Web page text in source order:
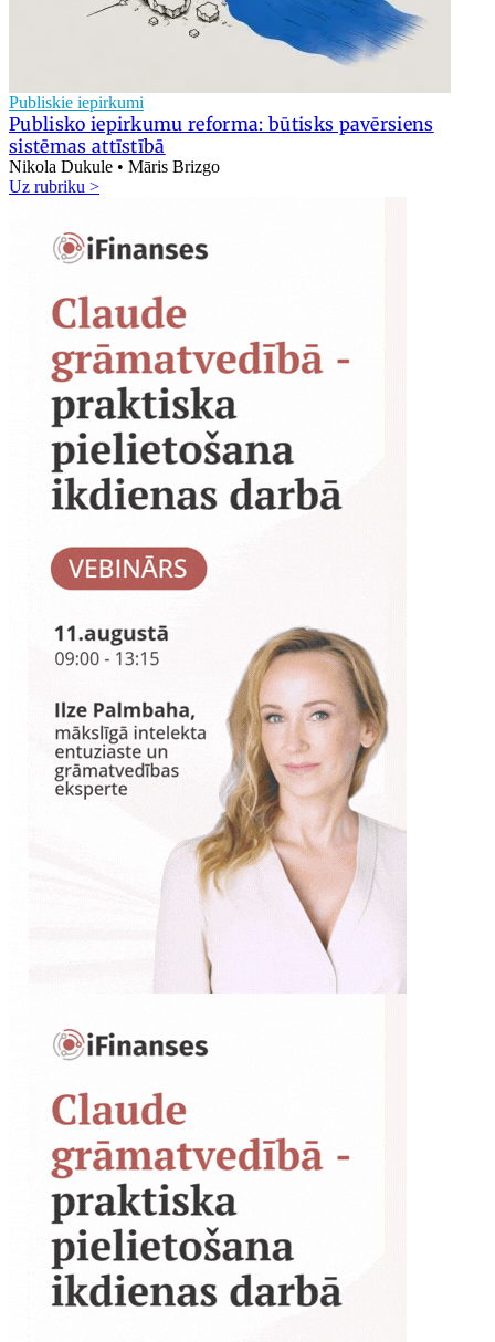
Publiskie iepirkumi
Publisko iepirkumu reforma: būtisks pavērsiens
sistēmas attīstībā
Nikola Dukule • Māris Brizgo
Uz rubriku >